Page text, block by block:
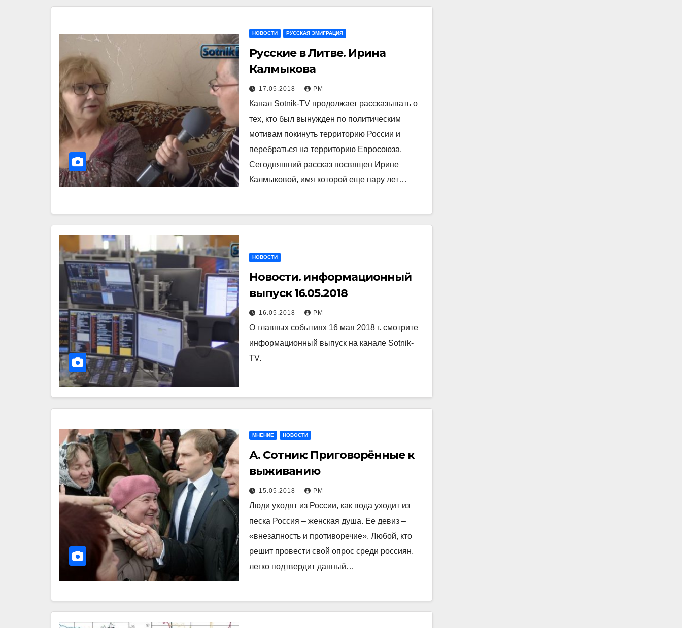
НОВОСТИ РУССКАЯ ЭМИГРАЦИЯ
Русские в Литве. Ирина
Калмыкова
17.05.2018 РМ
Канал Sotnik-TV продолжает рассказывать о
тех, кто был вынужден по политическим
мотивам покинуть территорию России и
перебраться на территорию Евросоюза.
Сегодняшний рассказ посвящен Ирине
Калмыковой, имя которой еще пару лет…
НОВОСТИ
Новости. информационный
выпуск 16.05.2018
16.05.2018 РМ
О главных событиях 16 мая 2018 г. смотрите
информационный выпуск на канале Sotnik-
TV.
МНЕНИЕ НОВОСТИ
А. Сотник: Приговорённые к
выживанию
15.05.2018 РМ
Люди уходят из России, как вода уходит из
песка Россия – женская душа. Ее девиз –
«внезапность и противоречие». Любой, кто
решит провести свой опрос среди россиян,
легко подтвердит данный…